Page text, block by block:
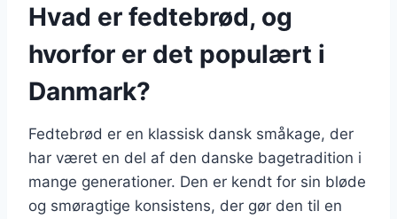
Hvad er fedtebrød, og
hvorfor er det populært i
Danmark?
Fedtebrød er en klassisk dansk småkage, der
har været en del af den danske bagetradition i
mange generationer. Den er kendt for sin bløde
og smøragtige konsistens, der gør den til en